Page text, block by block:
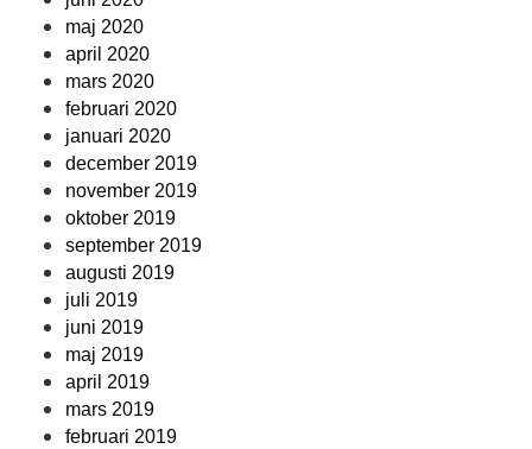
maj 2020
april 2020
mars 2020
februari 2020
januari 2020
december 2019
november 2019
oktober 2019
september 2019
augusti 2019
juli 2019
juni 2019
maj 2019
april 2019
mars 2019
februari 2019